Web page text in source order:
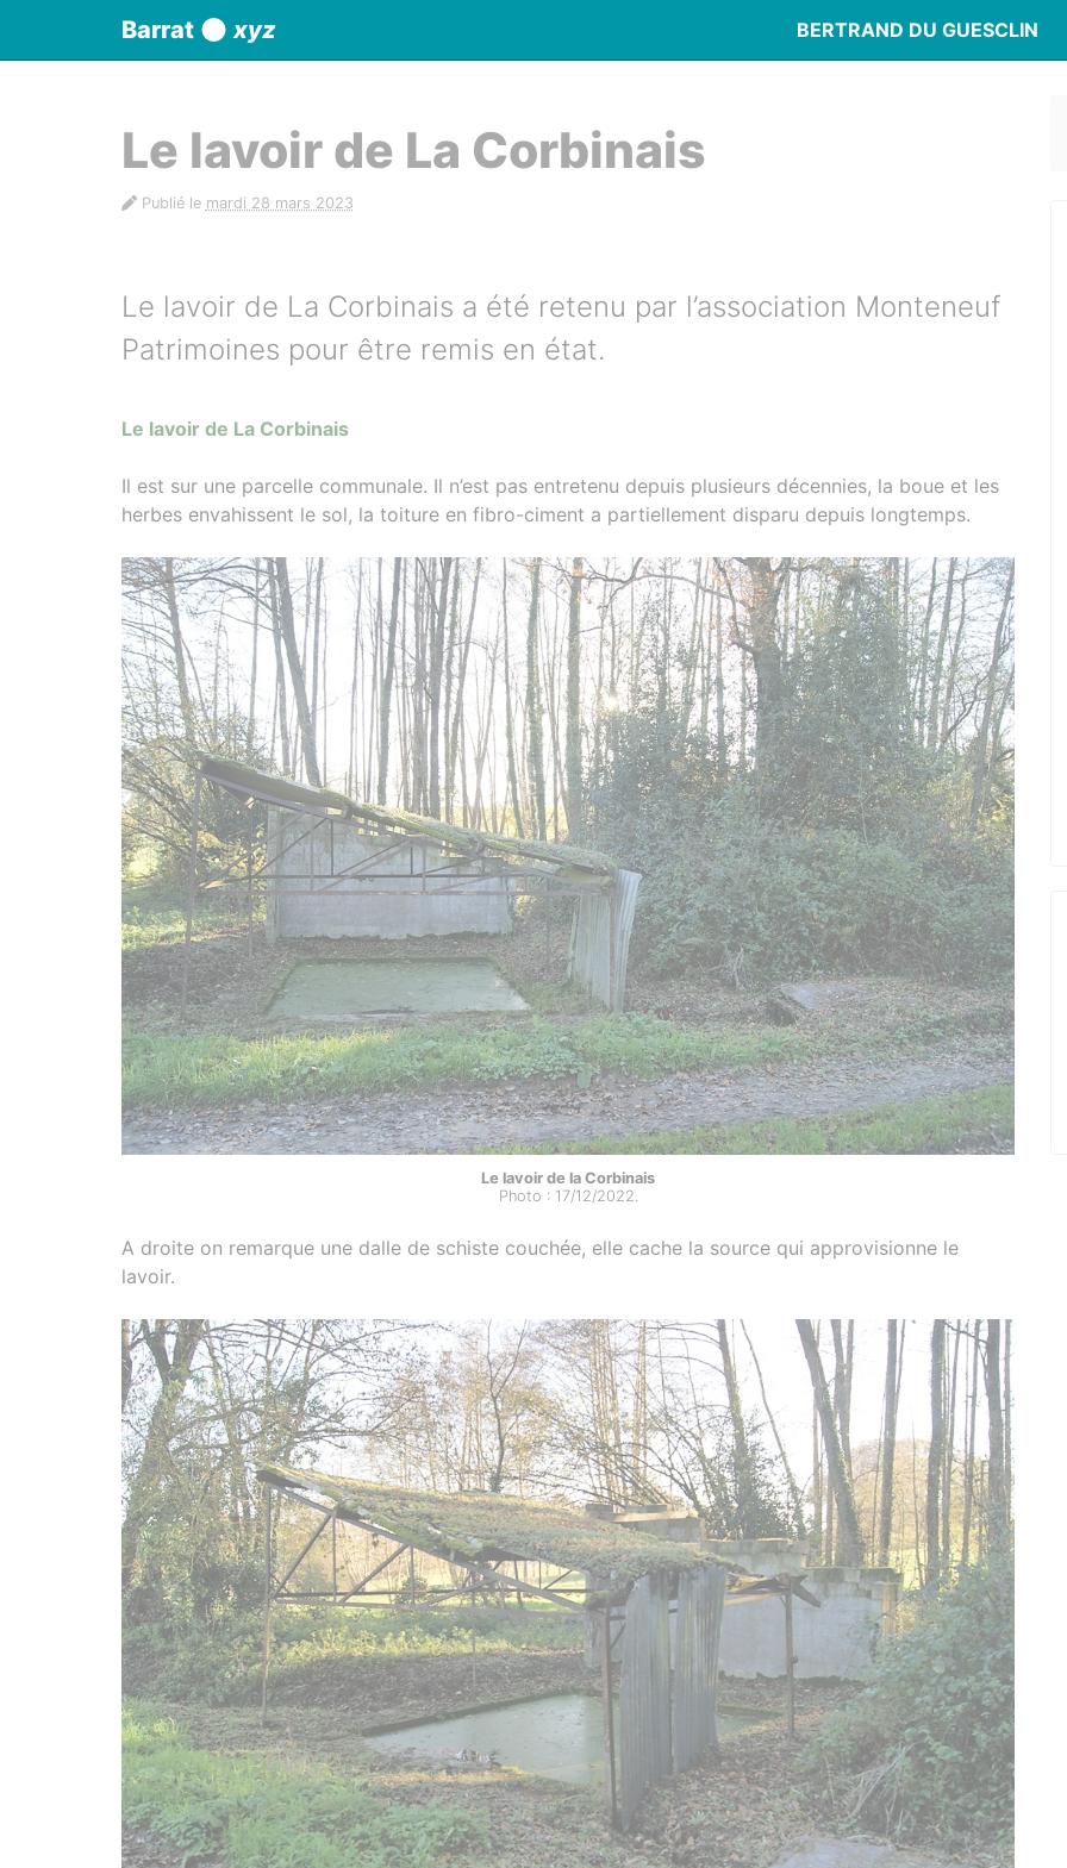
Barrat xyz BERTRAND DU GUESCLIN
Le lavoir de La Corbinais
Publié le mardi 28 mars 2023
Le lavoir de La Corbinais a été retenu par l’association Monteneuf
Patrimoines pour être remis en état.
Le lavoir de La Corbinais
Il est sur une parcelle communale. Il n’est pas entretenu depuis plusieurs décennies, la boue et les
herbes envahissent le sol, la toiture en fibro-ciment a partiellement disparu depuis longtemps.
Le lavoir de la Corbinais
Photo : 17/12/2022.
A droite on remarque une dalle de schiste couchée, elle cache la source qui approvisionne le
lavoir.
Panneau de gestion des cookies